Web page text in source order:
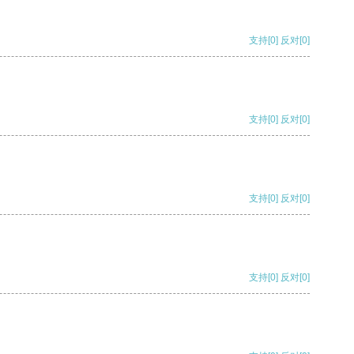
支持[0] 反对[0]
支持[0] 反对[0]
支持[0] 反对[0]
支持[0] 反对[0]